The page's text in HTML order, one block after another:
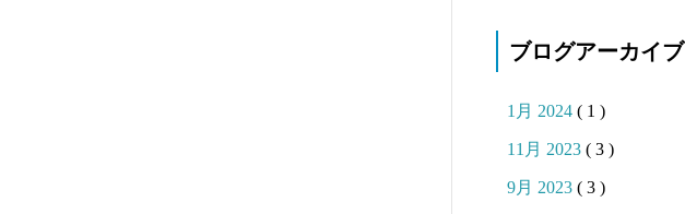
ブログアーカイブ
1月 2024 ( 1 )
11月 2023 ( 3 )
9月 2023 ( 3 )